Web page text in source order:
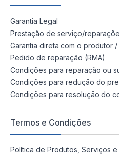
Garantia Legal
Prestação de serviço/
Garantia direta com o produtor
Pedido de reparação (RMA)
Condições para reparação ou
Condições para redução do
Condições para resolução do
Termos e Condições
Política de Produtos, Serviços e